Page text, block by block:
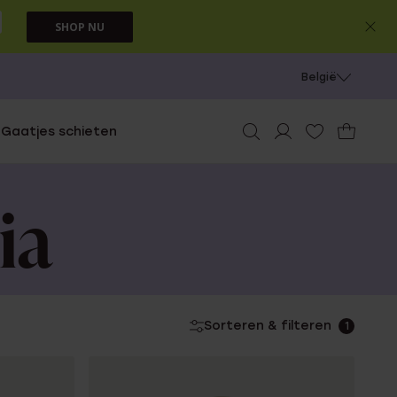
SHOP NU
België
Gaatjes schieten
Sorteren & filteren 1